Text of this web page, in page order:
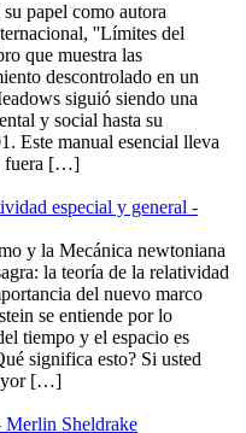
papel como autora
''Límites del
que muestra las
descontrolado en un
siguió siendo una
y social hasta su
Este manual esencial lleva
fuera […]
especial y general -
y la Mecánica newtoniana
la teoría de la relatividad
del nuevo marco
se entiende por lo
tiempo y el espacio es
significa esto? Si usted
[…]
Merlin Sheldrake